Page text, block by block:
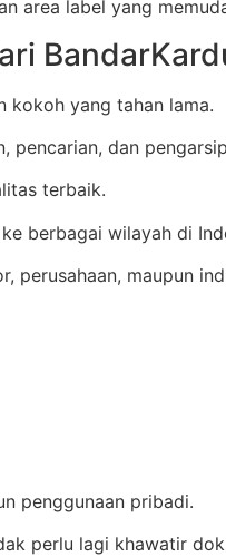
area label yang
kokoh yang tahan lama.
pencarian, dan
terbaik.
berbagai wilayah di
perusahaan, maupun
penggunaan pribadi.
perlu lagi khawatir